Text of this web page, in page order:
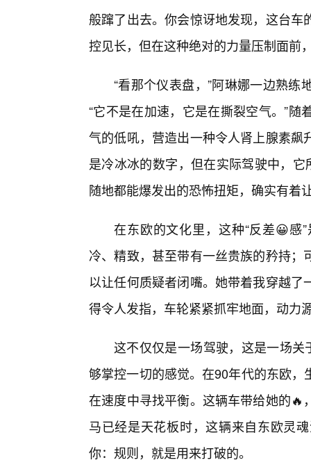
般蹿了出去。你会惊讶地发现，这台
控见长，但在这种绝对的力量压制面前
“看那个仪表盘，”阿琳娜一边熟
“它不是在加速，它是在撕裂空气。”
气的低吼，营造出一种令人肾上腺素
是冷冰冰的数字，但在实际驾驶中，
随地都能爆发出的恐怖扭矩，确实有着
在东欧的文化里，这种“反差😀感
冷、精致，甚至带有一丝贵族的矜持
以让任何质疑者闭嘴。她带着我穿越
得令人发指，车轮紧紧抓牢地面，动力
这不仅仅是一场驾驶，这是一场关
够掌控一切的感觉。在90年代的东欧
在速度中寻找平衡。这辆车带给她的
马已经是天花板时，这辆来自东欧灵
你：规则，就是用来打破的。